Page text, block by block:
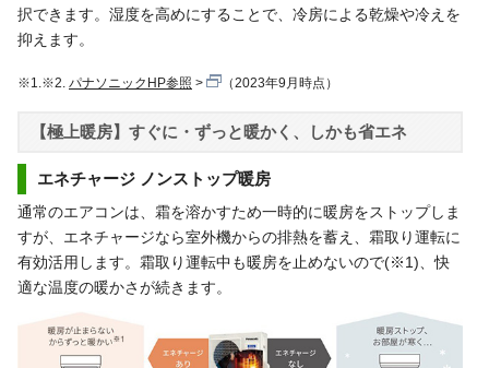
択できます。湿度を高めにすることで、冷房による乾燥や冷えを
抑えます。
※1.※2. パナソニックHP参照 （2023年9月時点）
【極上暖房】すぐに・ずっと暖かく、しかも省エネ
エネチャージ ノンストップ暖房
通常のエアコンは、霜を溶かすため一時的に暖房をストップしま
すが、エネチャージなら室外機からの排熱を蓄え、霜取り運転に
有効活用します。霜取り運転中も暖房を止めないので(※1)、快
適な温度の暖かさが続きます。